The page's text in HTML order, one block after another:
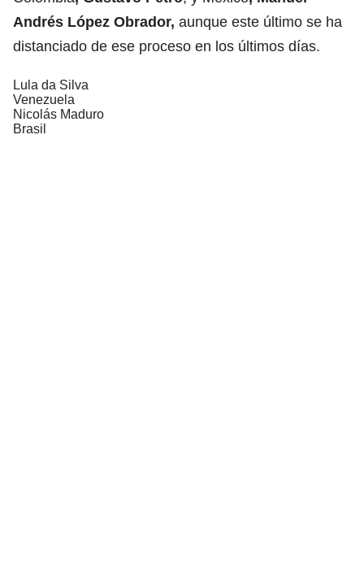
Andrés López Obrador, aunque este último se ha
distanciado de ese proceso en los últimos días.
Lula da Silva
Venezuela
Nicolás Maduro
Brasil